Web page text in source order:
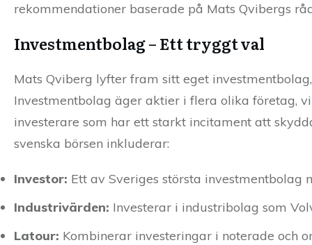
rekommendationer baserade på Mats Qvibergs
Investmentbolag – Ett tryggt val
Mats Qviberg lyfter fram sitt eget
Investmentbolag äger aktier i flera olika företag,
investerare som har ett starkt incitament att
svenska börsen inkluderar:
Investor: Ett av Sveriges största investmentbolag
Industrivärden: Investerar i industribolag som
Latour: Kombinerar investeringar i noterade och